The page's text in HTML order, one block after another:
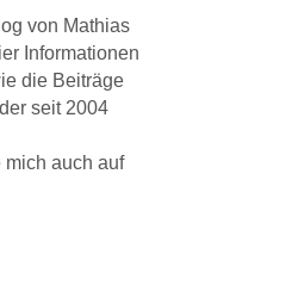
von Mathias
Informationen
die Beiträge
seit 2004
mich auch auf